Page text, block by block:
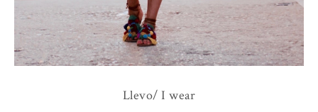
Llevo/ I wear